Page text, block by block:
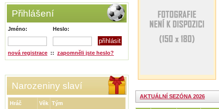
Přihlášení
Jméno: Heslo:
nová registrace :: zapomněli jste heslo?
Narozeniny slaví
Hráč Věk Tým
AKTUÁLNÍ SEZÓNA 2026